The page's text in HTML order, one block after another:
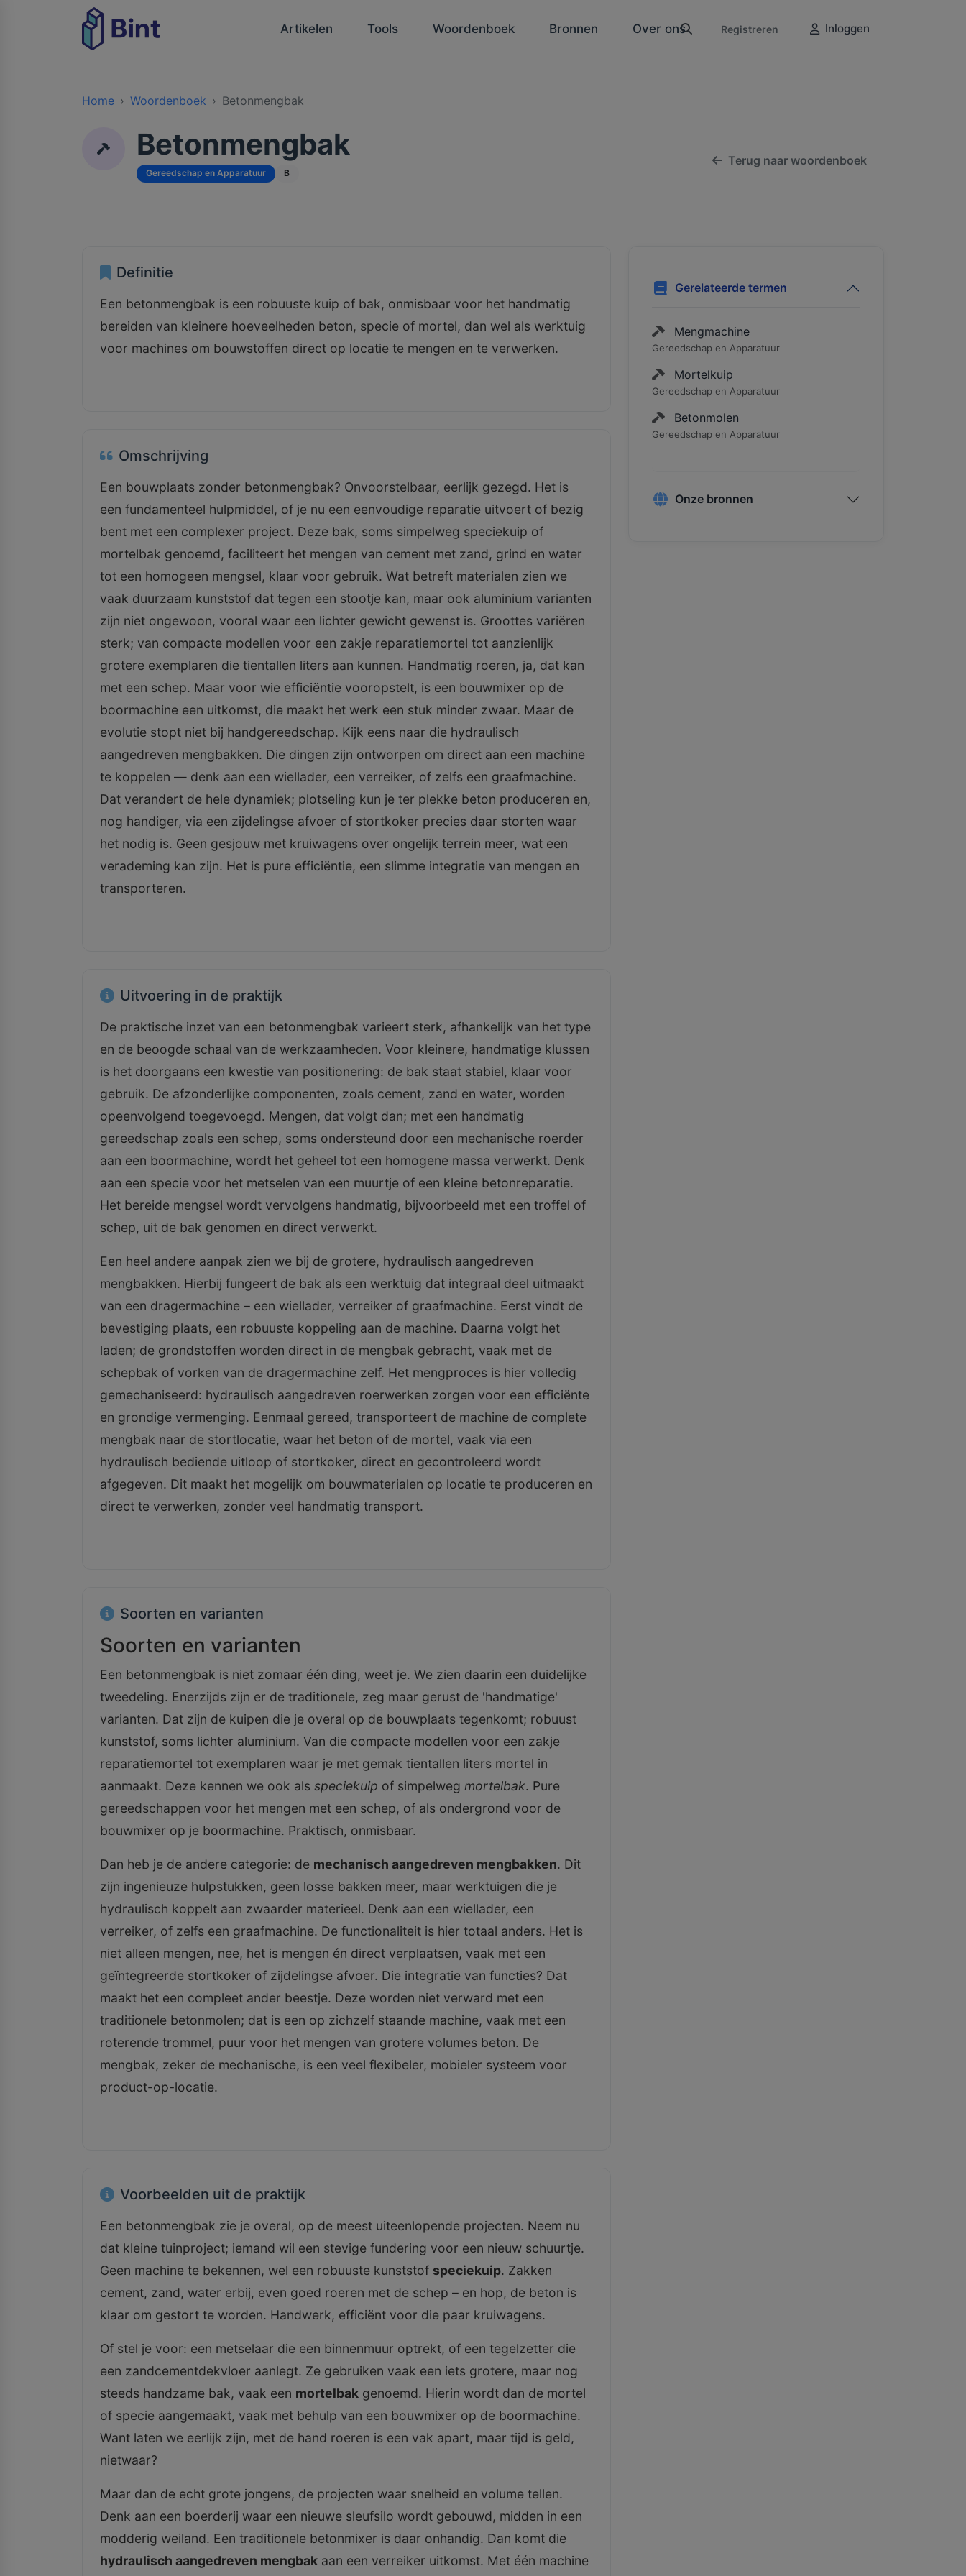
Artikelen Tools Woordenboek Bronnen Over ons Registreren Inloggen
Home Woordenboek Betonmengbak
Betonmengbak
Gereedschap en Apparatuur B
Terug naar woordenboek
Definitie
Een betonmengbak is een robuuste kuip of bak, onmisbaar voor het handmatig
bereiden van kleinere hoeveelheden beton, specie of mortel, dan wel als werktuig
voor machines om bouwstoffen direct op locatie te mengen en te verwerken.
Omschrijving
Een bouwplaats zonder betonmengbak? Onvoorstelbaar, eerlijk gezegd. Het is
een fundamenteel hulpmiddel, of je nu een eenvoudige reparatie uitvoert of bezig
bent met een complexer project. Deze bak, soms simpelweg speciekuip of
mortelbak genoemd, faciliteert het mengen van cement met zand, grind en water
tot een homogeen mengsel, klaar voor gebruik. Wat betreft materialen zien we
vaak duurzaam kunststof dat tegen een stootje kan, maar ook aluminium varianten
zijn niet ongewoon, vooral waar een lichter gewicht gewenst is. Groottes variëren
sterk; van compacte modellen voor een zakje reparatiemortel tot aanzienlijk
grotere exemplaren die tientallen liters aan kunnen. Handmatig roeren, ja, dat kan
met een schep. Maar voor wie efficiëntie vooropstelt, is een bouwmixer op de
boormachine een uitkomst, die maakt het werk een stuk minder zwaar. Maar de
evolutie stopt niet bij handgereedschap. Kijk eens naar die hydraulisch
aangedreven mengbakken. Die dingen zijn ontworpen om direct aan een machine
te koppelen — denk aan een wiellader, een verreiker, of zelfs een graafmachine.
Dat verandert de hele dynamiek; plotseling kun je ter plekke beton produceren en,
nog handiger, via een zijdelingse afvoer of stortkoker precies daar storten waar
het nodig is. Geen gesjouw met kruiwagens over ongelijk terrein meer, wat een
verademing kan zijn. Het is pure efficiëntie, een slimme integratie van mengen en
transporteren.
Uitvoering in de praktijk
De praktische inzet van een betonmengbak varieert sterk, afhankelijk van het type
en de beoogde schaal van de werkzaamheden. Voor kleinere, handmatige klussen
is het doorgaans een kwestie van positionering: de bak staat stabiel, klaar voor
gebruik. De afzonderlijke componenten, zoals cement, zand en water, worden
opeenvolgend toegevoegd. Mengen, dat volgt dan; met een handmatig
gereedschap zoals een schep, soms ondersteund door een mechanische roerder
aan een boormachine, wordt het geheel tot een homogene massa verwerkt. Denk
aan een specie voor het metselen van een muurtje of een kleine betonreparatie.
Het bereide mengsel wordt vervolgens handmatig, bijvoorbeeld met een troffel of
schep, uit de bak genomen en direct verwerkt.
Een heel andere aanpak zien we bij de grotere, hydraulisch aangedreven
mengbakken. Hierbij fungeert de bak als een werktuig dat integraal deel uitmaakt
van een dragermachine – een wiellader, verreiker of graafmachine. Eerst vindt de
bevestiging plaats, een robuuste koppeling aan de machine. Daarna volgt het
laden; de grondstoffen worden direct in de mengbak gebracht, vaak met de
schepbak of vorken van de dragermachine zelf. Het mengproces is hier volledig
gemechaniseerd: hydraulisch aangedreven roerwerken zorgen voor een efficiënte
en grondige vermenging. Eenmaal gereed, transporteert de machine de complete
mengbak naar de stortlocatie, waar het beton of de mortel, vaak via een
hydraulisch bediende uitloop of stortkoker, direct en gecontroleerd wordt
afgegeven. Dit maakt het mogelijk om bouwmaterialen op locatie te produceren en
direct te verwerken, zonder veel handmatig transport.
Soorten en varianten
Soorten en varianten
Een betonmengbak is niet zomaar één ding, weet je. We zien daarin een duidelijke
tweedeling. Enerzijds zijn er de traditionele, zeg maar gerust de 'handmatige'
varianten. Dat zijn de kuipen die je overal op de bouwplaats tegenkomt; robuust
kunststof, soms lichter aluminium. Van die compacte modellen voor een zakje
reparatiemortel tot exemplaren waar je met gemak tientallen liters mortel in
aanmaakt. Deze kennen we ook als speciekuip of simpelweg mortelbak. Pure
gereedschappen voor het mengen met een schep, of als ondergrond voor de
bouwmixer op je boormachine. Praktisch, onmisbaar.
Dan heb je de andere categorie: de mechanisch aangedreven mengbakken. Dit
zijn ingenieuze hulpstukken, geen losse bakken meer, maar werktuigen die je
hydraulisch koppelt aan zwaarder materieel. Denk aan een wiellader, een
verreiker, of zelfs een graafmachine. De functionaliteit is hier totaal anders. Het is
niet alleen mengen, nee, het is mengen én direct verplaatsen, vaak met een
geïntegreerde stortkoker of zijdelingse afvoer. Die integratie van functies? Dat
maakt het een compleet ander beestje. Deze worden niet verward met een
traditionele betonmolen; dat is een op zichzelf staande machine, vaak met een
roterende trommel, puur voor het mengen van grotere volumes beton. De
mengbak, zeker de mechanische, is een veel flexibeler, mobieler systeem voor
product-op-locatie.
Voorbeelden uit de praktijk
Een betonmengbak zie je overal, op de meest uiteenlopende projecten. Neem nu
dat kleine tuinproject; iemand wil een stevige fundering voor een nieuw schuurtje.
Geen machine te bekennen, wel een robuuste kunststof speciekuip. Zakken
cement, zand, water erbij, even goed roeren met de schep – en hop, de beton is
klaar om gestort te worden. Handwerk, efficiënt voor die paar kruiwagens.
Of stel je voor: een metselaar die een binnenmuur optrekt, of een tegelzetter die
een zandcementdekvloer aanlegt. Ze gebruiken vaak een iets grotere, maar nog
steeds handzame bak, vaak een mortelbak genoemd. Hierin wordt dan de mortel
of specie aangemaakt, vaak met behulp van een bouwmixer op de boormachine.
Want laten we eerlijk zijn, met de hand roeren is een vak apart, maar tijd is geld,
nietwaar?
Maar dan de echt grote jongens, de projecten waar snelheid en volume tellen.
Denk aan een boerderij waar een nieuwe sleufsilo wordt gebouwd, midden in een
modderig weiland. Een traditionele betonmixer is daar onhandig. Dan komt die
hydraulisch aangedreven mengbak aan een verreiker uitkomst. Met één machine
Gerelateerde termen
Mengmachine
Gereedschap en Apparatuur
Mortelkuip
Gereedschap en Apparatuur
Betonmolen
Gereedschap en Apparatuur
Onze bronnen